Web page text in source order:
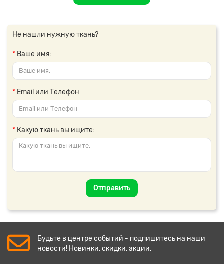
Не нашли нужную ткань?
Ваше имя:
Email или Телефон
Какую ткань вы ищите:
Отправить
Будьте в центре событий - подпишитесь на наши
новости! Новинки, скидки, акции.